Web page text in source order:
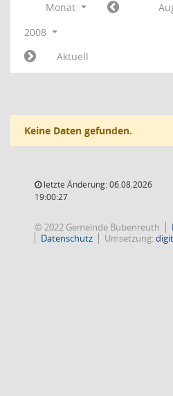
Monat
2008
Aktuell
Keine Daten gefunden.
letzte Änderung: 06.08.2026
19:00:27
© 2022 Gemeinde Bubenreuth
Datenschutz
Umsetzung: